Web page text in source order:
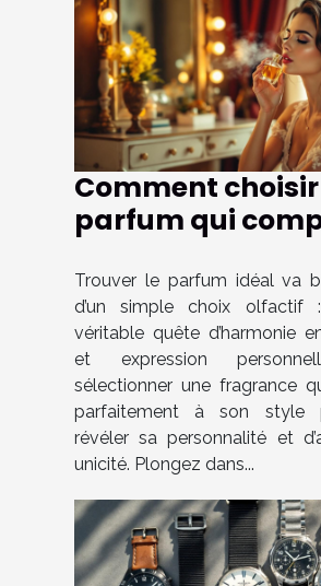
Comment
parfum qui
style ?
Trouver le parfum idéal va
d’un simple choix olfactif
véritable quête d’harmonie
et expression
sélectionner une fragrance
parfaitement à son style
révéler sa personnalité et
unicité. Plongez dans...